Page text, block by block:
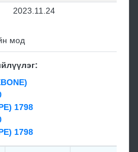
2023.11.24
мод
1798
1798